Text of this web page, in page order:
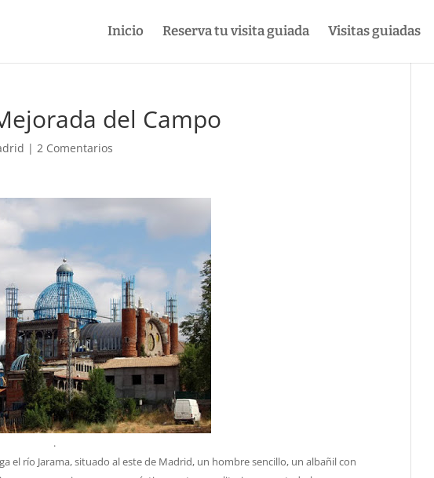
Inicio Reserva tu visita guiada Visitas guiadas
del Campo
|2 Comentarios
.
el río Jarama, situado al este de Madrid, un hombre sencillo, un albañil con